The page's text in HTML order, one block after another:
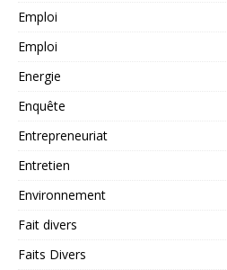
Emploi
Emploi
Energie
Enquête
Entrepreneuriat
Entretien
Environnement
Fait divers
Faits Divers